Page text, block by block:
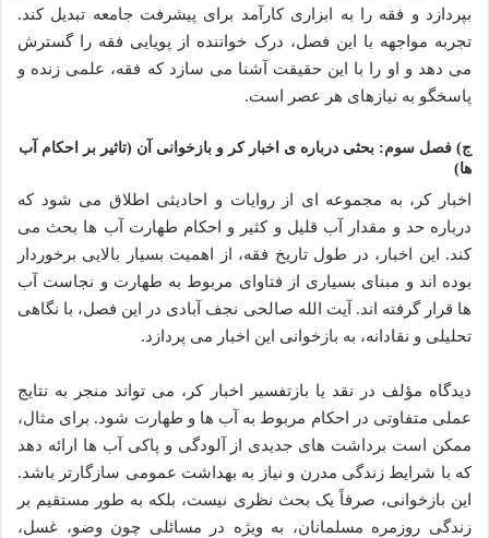
بپردازد و فقه را به ابزاری کارآمد برای پیشرفت جامعه تبدیل کند.
تجربه مواجهه با این فصل، درک خواننده از پویایی فقه را گسترش
می دهد و او را با این حقیقت آشنا می سازد که فقه، علمی زنده و
پاسخگو به نیازهای هر عصر است.
ج) فصل سوم: بحثی درباره ی اخبار کر و بازخوانی آن (تاثیر بر احکام آب
ها)
اخبار کر، به مجموعه ای از روایات و احادیثی اطلاق می شود که
درباره حد و مقدار آب قلیل و کثیر و احکام طهارت آب ها بحث می
کند. این اخبار، در طول تاریخ فقه، از اهمیت بسیار بالایی برخوردار
بوده اند و مبنای بسیاری از فتاوای مربوط به طهارت و نجاست آب
ها قرار گرفته اند. آیت الله صالحی نجف آبادی در این فصل، با نگاهی
تحلیلی و نقادانه، به بازخوانی این اخبار می پردازد.
دیدگاه مؤلف در نقد یا بازتفسیر اخبار کر، می تواند منجر به نتایج
عملی متفاوتی در احکام مربوط به آب ها و طهارت شود. برای مثال،
ممکن است برداشت های جدیدی از آلودگی و پاکی آب ها ارائه دهد
که با شرایط زندگی مدرن و نیاز به بهداشت عمومی سازگارتر باشد.
این بازخوانی، صرفاً یک بحث نظری نیست، بلکه به طور مستقیم بر
زندگی روزمره مسلمانان، به ویژه در مسائلی چون وضو، غسل،